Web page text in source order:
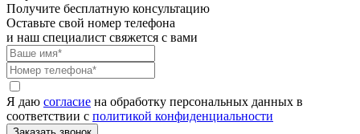
Получите бесплатную консультацию
Оставьте свой номер телефона
и наш специалист свяжется с вами
Я даю согласие на обработку персональных данных в
соответствии с политикой конфиденциальности